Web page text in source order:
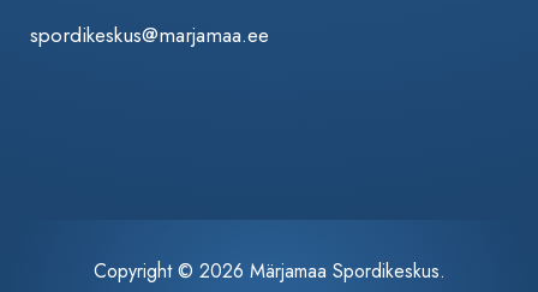
spordikeskus@marjamaa.ee
Copyright © 2026 Märjamaa Spordikeskus.